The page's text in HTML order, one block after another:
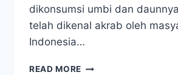
dikonsumsi umbi dan
telah dikenal akrab oleh
Indonesia…
READ MORE 15